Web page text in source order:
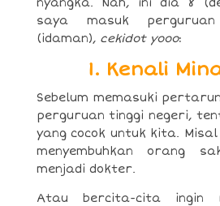
nyangka. Nah, ini dia 8
saya masuk
(idaman), cekidot yooo:
1. Kenali
Sebelum memasuki
perguruan tinggi negeri,
yang cocok untuk kita.
menyembuhkan orang
menjadi dokter.
Atau bercita-cita ingin